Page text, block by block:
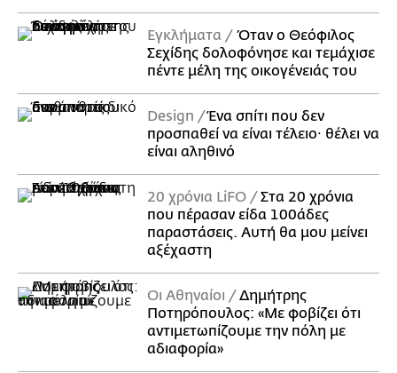
Εγκλήματα
Όταν ο Θεόφιλος
Σεχίδης δολοφόνησε και τεμάχισε
πέντε μέλη της οικογένειάς του
Design
Ένα σπίτι που δεν
προσπαθεί να είναι τέλειο· θέλει να
είναι αληθινό
20 χρόνια LiFO
Στα 20 χρόνια
που πέρασαν είδα 100άδες
παραστάσεις. Αυτή θα μου μείνει
αξέχαστη
Οι Αθηναίοι
Δημήτρης
Ποτηρόπουλος: «Με φοβίζει ότι
αντιμετωπίζουμε την πόλη με
αδιαφορία»